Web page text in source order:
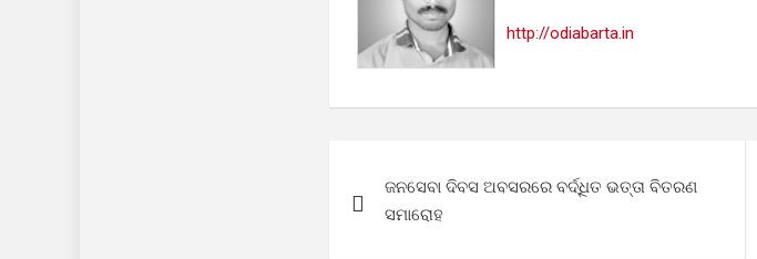
http://odiabarta.in
navigation
ଜନସେବା ଦିବସ ଅବସରରେ ବର୍ଦ୍ଧିତ ଭତ୍ତା ବିତରଣ
ସମାରୋହ